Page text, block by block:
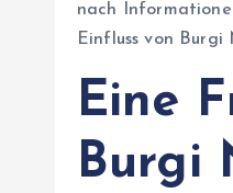
nach
Einfluss von
Eine
Burgi